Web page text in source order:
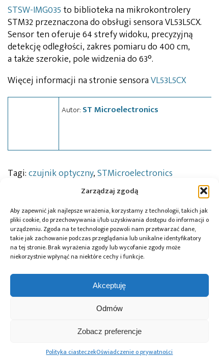
Zarządzaj zgodą
Aby zapewnić jak najlepsze wrażenia, korzystamy z technologii, takich jak
pliki cookie, do przechowywania i/lub uzyskiwania dostępu do informacji o
urządzeniu. Zgoda na te technologie pozwoli nam przetwarzać dane,
takie jak zachowanie podczas przeglądania lub unikalne identyfikatory
na tej stronie. Brak wyrażenia zgody lub wycofanie zgody może
niekorzystnie wpłynąć na niektóre cechy i funkcje.
Akceptuję
Odmów
Zobacz preferencje
Polityka ciasteczekOświadczenie o prywatności
STSW-IMG035 to biblioteka na mikrokontrolery
STM32 przeznaczona do obsługi sensora VL53L5CX.
Sensor ten oferuje 64 strefy widoku, precyzyjną
detekcję odległości, zakres pomiaru do 400 cm,
a także szerokie, pole widzenia do 63°.
Więcej informacji na stronie sensoraVL53L5CX
Autor: ST Microelectronics
Tagi:czujnik optyczny,STMicroelectronics
Przeczytaj również:
Association
Microchip i Micron
prezentują
pamięci masowej
oraz centrów